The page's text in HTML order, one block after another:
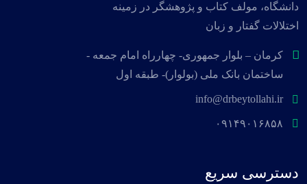
دانشگاه، مولف کتاب و پژوهشگر در زمینه
اختلالات گفتار و زبان
کرمان – بلوار جمهوری- چهارراه امام جمعه -
ساختمان بانک ملی (بولوار)- طبقه اول
info@drbeytollahi.ir
۰۹۱۴۹۰۱۶۸۵۸
دسترسی سریع